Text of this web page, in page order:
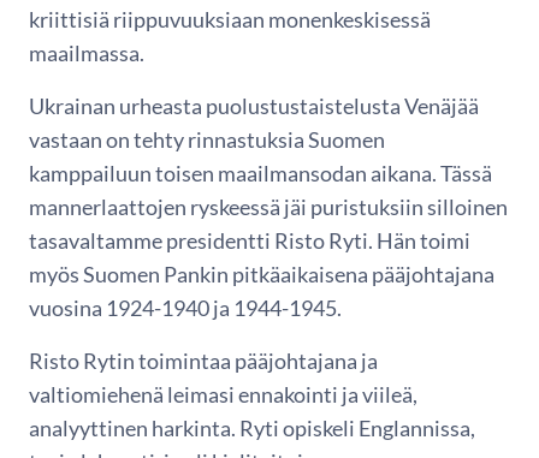
kriittisiä riippuvuuksiaan monenkeskisessä
maailmassa.
Ukrainan urheasta puolustustaistelusta Venäjää
vastaan on tehty rinnastuksia Suomen
kamppailuun toisen maailmansodan aikana. Tässä
mannerlaattojen ryskeessä jäi puristuksiin silloinen
tasavaltamme presidentti Risto Ryti. Hän toimi
myös Suomen Pankin pitkäaikaisena pääjohtajana
vuosina 1924-1940 ja 1944-1945.
Risto Rytin toimintaa pääjohtajana ja
valtiomiehenä leimasi ennakointi ja viileä,
analyyttinen harkinta. Ryti opiskeli Englannissa,